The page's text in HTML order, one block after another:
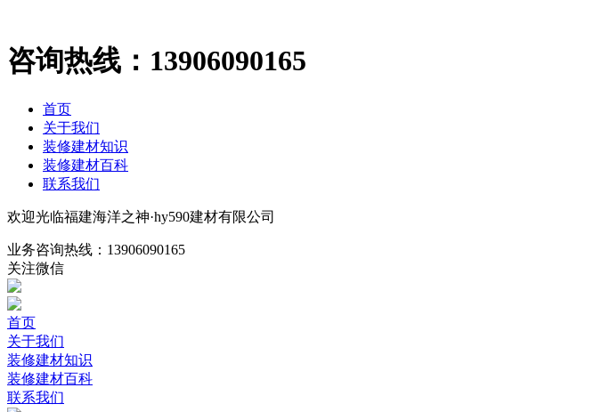
咨询热线： 13906090165
首页
关于我们
装修建材知识
装修建材百科
联系我们
欢迎光临福建海洋之神·hy590建材有限公司
业务咨询热线： 13906090165
关注微信
首页
关于我们
装修建材知识
装修建材百科
联系我们